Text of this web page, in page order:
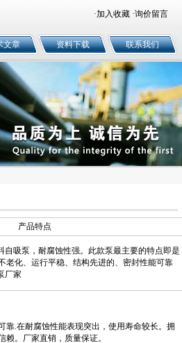
·加入收藏 ·询价留言
文章 资料下载 联系我们
产品特点
自吸泵，耐腐蚀性强。此款泵最主要的特点即是
老化、运行平稳、结构先进的、密封性能可靠
厂家
靠.在耐腐蚀性能表现突出，使用寿命较长。拥
。厂家直销，质量保证。